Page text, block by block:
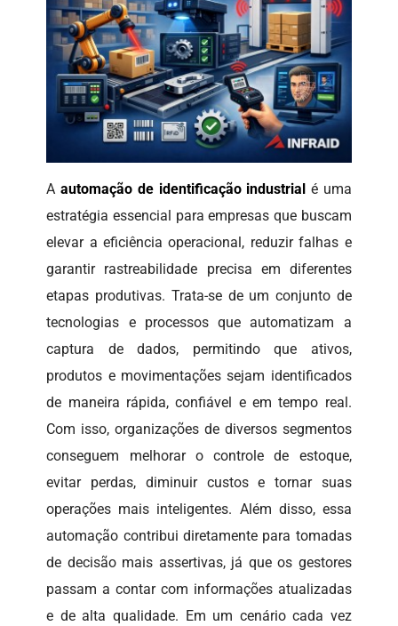
Aautomação de identificação industrial é uma
estratégia essencial para empresas que buscam
elevar a eficiência operacional, reduzir falhas e
garantir rastreabilidade precisa em diferentes
etapas produtivas. Trata-se de um conjunto de
tecnologias e processos que automatizam a
captura de dados, permitindo que ativos,
produtos e movimentações sejam identificados
de maneira rápida, confiável e em tempo real.
Com isso, organizações de diversos segmentos
conseguem melhorar o controle de estoque,
evitar perdas, diminuir custos e tornar suas
operações mais inteligentes. Além disso, essa
automação contribui diretamente para tomadas
de decisão mais assertivas, já que os gestores
passam a contar com informações atualizadas
e de alta qualidade. Em um cenário cada vez